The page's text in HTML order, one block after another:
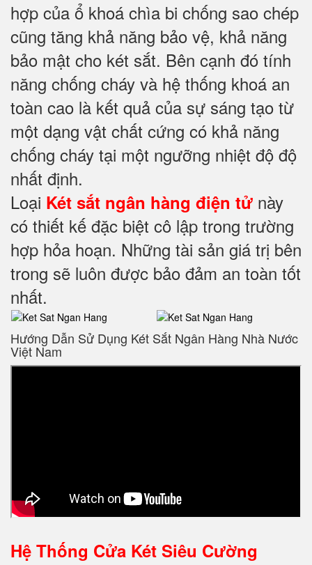
hợp của ổ khoá chìa bi chống sao chép
cũng tăng khả năng bảo vệ, khả năng
bảo mật cho két sắt. Bên cạnh đó tính
năng chống cháy và hệ thống khoá an
toàn cao là kết quả của sự sáng tạo từ
một dạng vật chất cứng có khả năng
chống cháy tại một ngưỡng nhiệt độ độ
nhất định.
Loại Két sắt ngân hàng điện tử này
có thiết kế đặc biệt cô lập trong trường
hợp hỏa hoạn. Những tài sản giá trị bên
trong sẽ luôn được bảo đảm an toàn tốt
nhất.
Hướng Dẫn Sử Dụng Két Sắt Ngân Hàng Nhà Nước
Việt Nam
Hệ Thống Cửa Két Siêu Cường